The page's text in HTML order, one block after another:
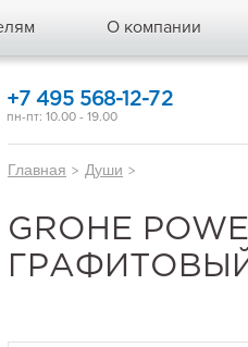
О компании
+7 495 568-12-72
пн-пт: 10.00 - 19.00
Главная > Души >
GROHE